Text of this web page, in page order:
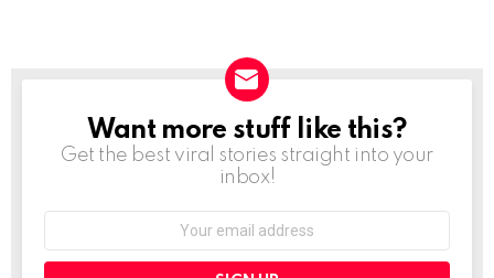
NEWSLETTER
Want more stuff like this?
Get the best viral stories straight into your
inbox!